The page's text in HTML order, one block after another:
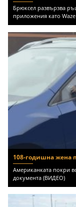
Брюксел развързва
приложения като
108-годишна жена
Американката покри
документа (ВИДЕО)